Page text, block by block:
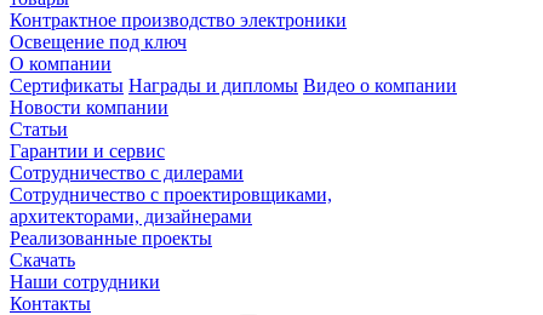
Контрактное производство электроники
Освещение под ключ
О компании
Сертификаты Награды и дипломы Видео о компании
Новости компании
Статьи
Гарантии и сервис
Сотрудничество с дилерами
Сотрудничество с проектировщиками,
архитекторами, дизайнерами
Реализованные проекты
Скачать
Наши сотрудники
Контакты